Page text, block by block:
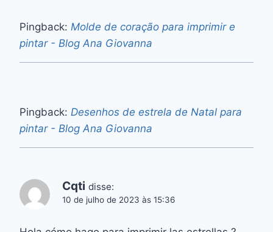
Pingback: Molde de coração para imprimir e
pintar - Blog Ana Giovanna
Pingback: Desenhos de estrela de Natal para
pintar - Blog Ana Giovanna
Cqti disse:
10 de julho de 2023 às 15:36